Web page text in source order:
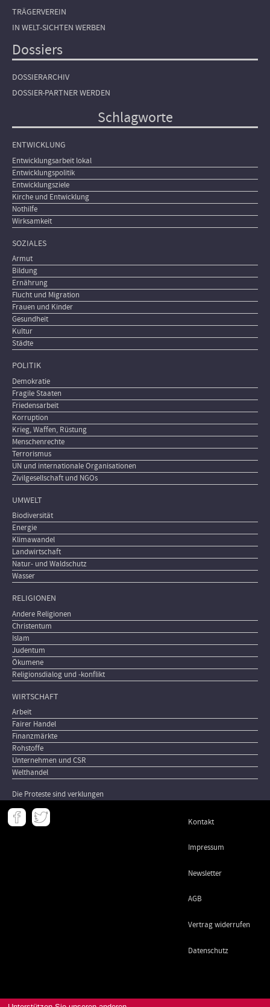
TRÄGERVEREIN
IN WELT-SICHTEN WERBEN
Dossiers
DOSSIERARCHIV
DOSSIER-PARTNER WERDEN
Schlagworte
ENTWICKLUNG
Entwicklungsarbeit lokal
Entwicklungspolitik
Entwicklungsziele
Kirche und Entwicklung
Nothilfe
Wirksamkeit
SOZIALES
Armut
Bildung
Ernährung
Flucht und Migration
Frauen und Kinder
Gesundheit
Kultur
Städte
POLITIK
Demokratie
Fragile Staaten
Friedensarbeit
Korruption
Krieg, Waffen, Rüstung
Menschenrechte
Terrorismus
UN und internationale Organisationen
Zivilgesellschaft und NGOs
UMWELT
Biodiversität
Energie
Klimawandel
Landwirtschaft
Natur- und Waldschutz
Wasser
RELIGIONEN
Andere Religionen
Christentum
Islam
Judentum
Ökumene
Religionsdialog und -konflikt
WIRTSCHAFT
Arbeit
Fairer Handel
Finanzmärkte
Rohstoffe
Unternehmen und CSR
Welthandel
Die Proteste sind verklungen
Meta
- Kontakt
Impressum
Newsletter
AGB
Vertrag widerrufen
Datenschutz